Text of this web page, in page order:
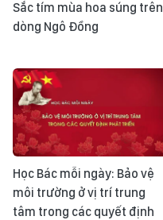
Sắc tím mùa hoa súng trên
dòng Ngô Đồng
Học Bác mỗi ngày: Bảo vệ
môi trường ở vị trí trung
tâm trong các quyết định